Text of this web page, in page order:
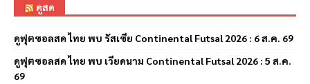
ดูสด
ดูฟุตซอลสด ไทย พบ รัสเซีย Continental Futsal 2026 : 6 ส.ค. 69
ดูฟุตซอลสด ไทย พบ เวียดนาม Continental Futsal 2026 : 5 ส.ค.
69